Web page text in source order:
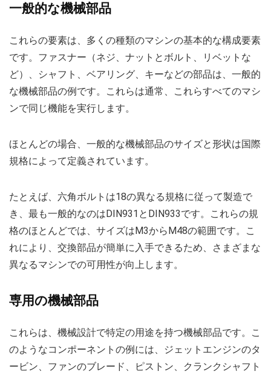
一般的な機械部品
これらの要素は、多くの種類のマシンの基本的な構成要素
です。ファスナー（ネジ、ナットとボルト、リベットな
ど）、シャフト、ベアリング、キーなどの部品は、一般的
な機械部品の例です。これらは通常、これらすべてのマシ
ンで同じ機能を実行します。
ほとんどの場合、一般的な機械部品のサイズと形状は国際
規格によって定義されています。
たとえば、六角ボルトは18の異なる規格に従って製造で
き、最も一般的なのはDIN931とDIN933です。これらの規
格のほとんどでは、サイズはM3からM48の範囲です。こ
れにより、交換部品が簡単に入手できるため、さまざまな
異なるマシンでの可用性が向上します。
専用の機械部品
これらは、機械設計で特定の用途を持つ機械部品です。こ
のようなコンポーネントの例には、ジェットエンジンのタ
ービン、ファンのブレード、ピストン、クランクシャフト